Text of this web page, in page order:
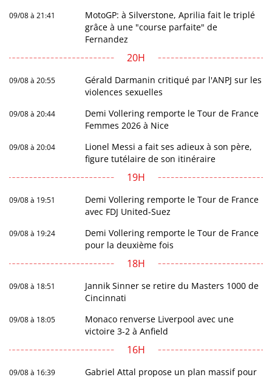
09/08 à 21:41
MotoGP: à Silverstone, Aprilia fait le triplé
grâce à une "course parfaite" de
Fernandez
20H
09/08 à 20:55
Gérald Darmanin critiqué par l'ANPJ sur les
violences sexuelles
09/08 à 20:44
Demi Vollering remporte le Tour de France
Femmes 2026 à Nice
09/08 à 20:04
Lionel Messi a fait ses adieux à son père,
figure tutélaire de son itinéraire
19H
09/08 à 19:51
Demi Vollering remporte le Tour de France
avec FDJ United-Suez
09/08 à 19:24
Demi Vollering remporte le Tour de France
pour la deuxième fois
18H
09/08 à 18:51
Jannik Sinner se retire du Masters 1000 de
Cincinnati
09/08 à 18:05
Monaco renverse Liverpool avec une
victoire 3-2 à Anfield
16H
09/08 à 16:39
Gabriel Attal propose un plan massif pour